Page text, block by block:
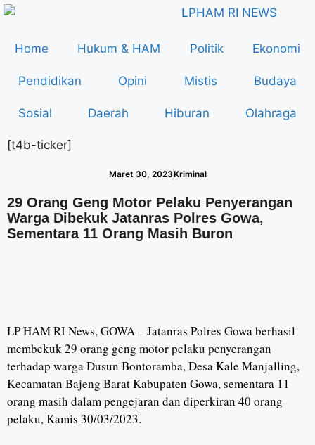
Home Hukum & HAM Politik Ekonomi
Pendidikan Opini Mistis Budaya
Sosial Daerah Hiburan Olahraga
[t4b-ticker]
Maret 30, 2023Kriminal
29 Orang Geng Motor Pelaku Penyerangan
Warga Dibekuk Jatanras Polres Gowa,
Sementara 11 Orang Masih Buron
LP HAM RI News, GOWA – Jatanras Polres Gowa berhasil
membekuk 29 orang geng motor pelaku penyerangan
terhadap warga Dusun Bontoramba, Desa Kale Manjalling,
Kecamatan Bajeng Barat Kabupaten Gowa, sementara 11
orang masih dalam pengejaran dan diperkiran 40 orang
pelaku, Kamis 30/03/2023.